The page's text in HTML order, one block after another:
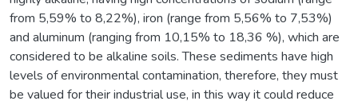
from 5,59% to 8,22%), iron (range from 5,56% to 7,53%)
and aluminum (ranging from 10,15% to 18,36 %), which are
considered to be alkaline soils. These sediments have high
levels of environmental contamination, therefore, they must
be valued for their industrial use, in this way it could reduce